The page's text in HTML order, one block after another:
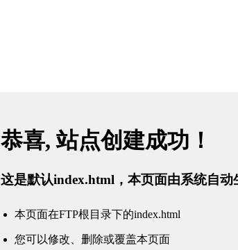
恭喜, 站点创建成功！
这是默认index.html，本页面由系统自动
本页面在FTP根目录下的index.html
您可以修改、删除或覆盖本页面